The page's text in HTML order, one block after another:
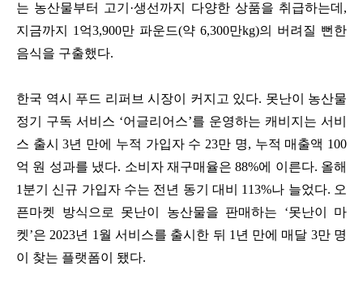
는 농산물부터 고기·생선까지 다양한 상품을 취급하는데,
지금까지 1억3,900만 파운드(약 6,300만kg)의 버려질 뻔한
음식을 구출했다.
한국 역시 푸드 리퍼브 시장이 커지고 있다. 못난이 농산물
정기 구독 서비스 ‘어글리어스’를 운영하는 캐비지는 서비
스 출시 3년 만에 누적 가입자 수 23만 명, 누적 매출액 100
억 원 성과를 냈다. 소비자 재구매율은 88%에 이른다. 올해
1분기 신규 가입자 수는 전년 동기 대비 113%나 늘었다. 오
픈마켓 방식으로 못난이 농산물을 판매하는 ‘못난이 마
켓’은 2023년 1월 서비스를 출시한 뒤 1년 만에 매달 3만 명
이 찾는 플랫폼이 됐다.